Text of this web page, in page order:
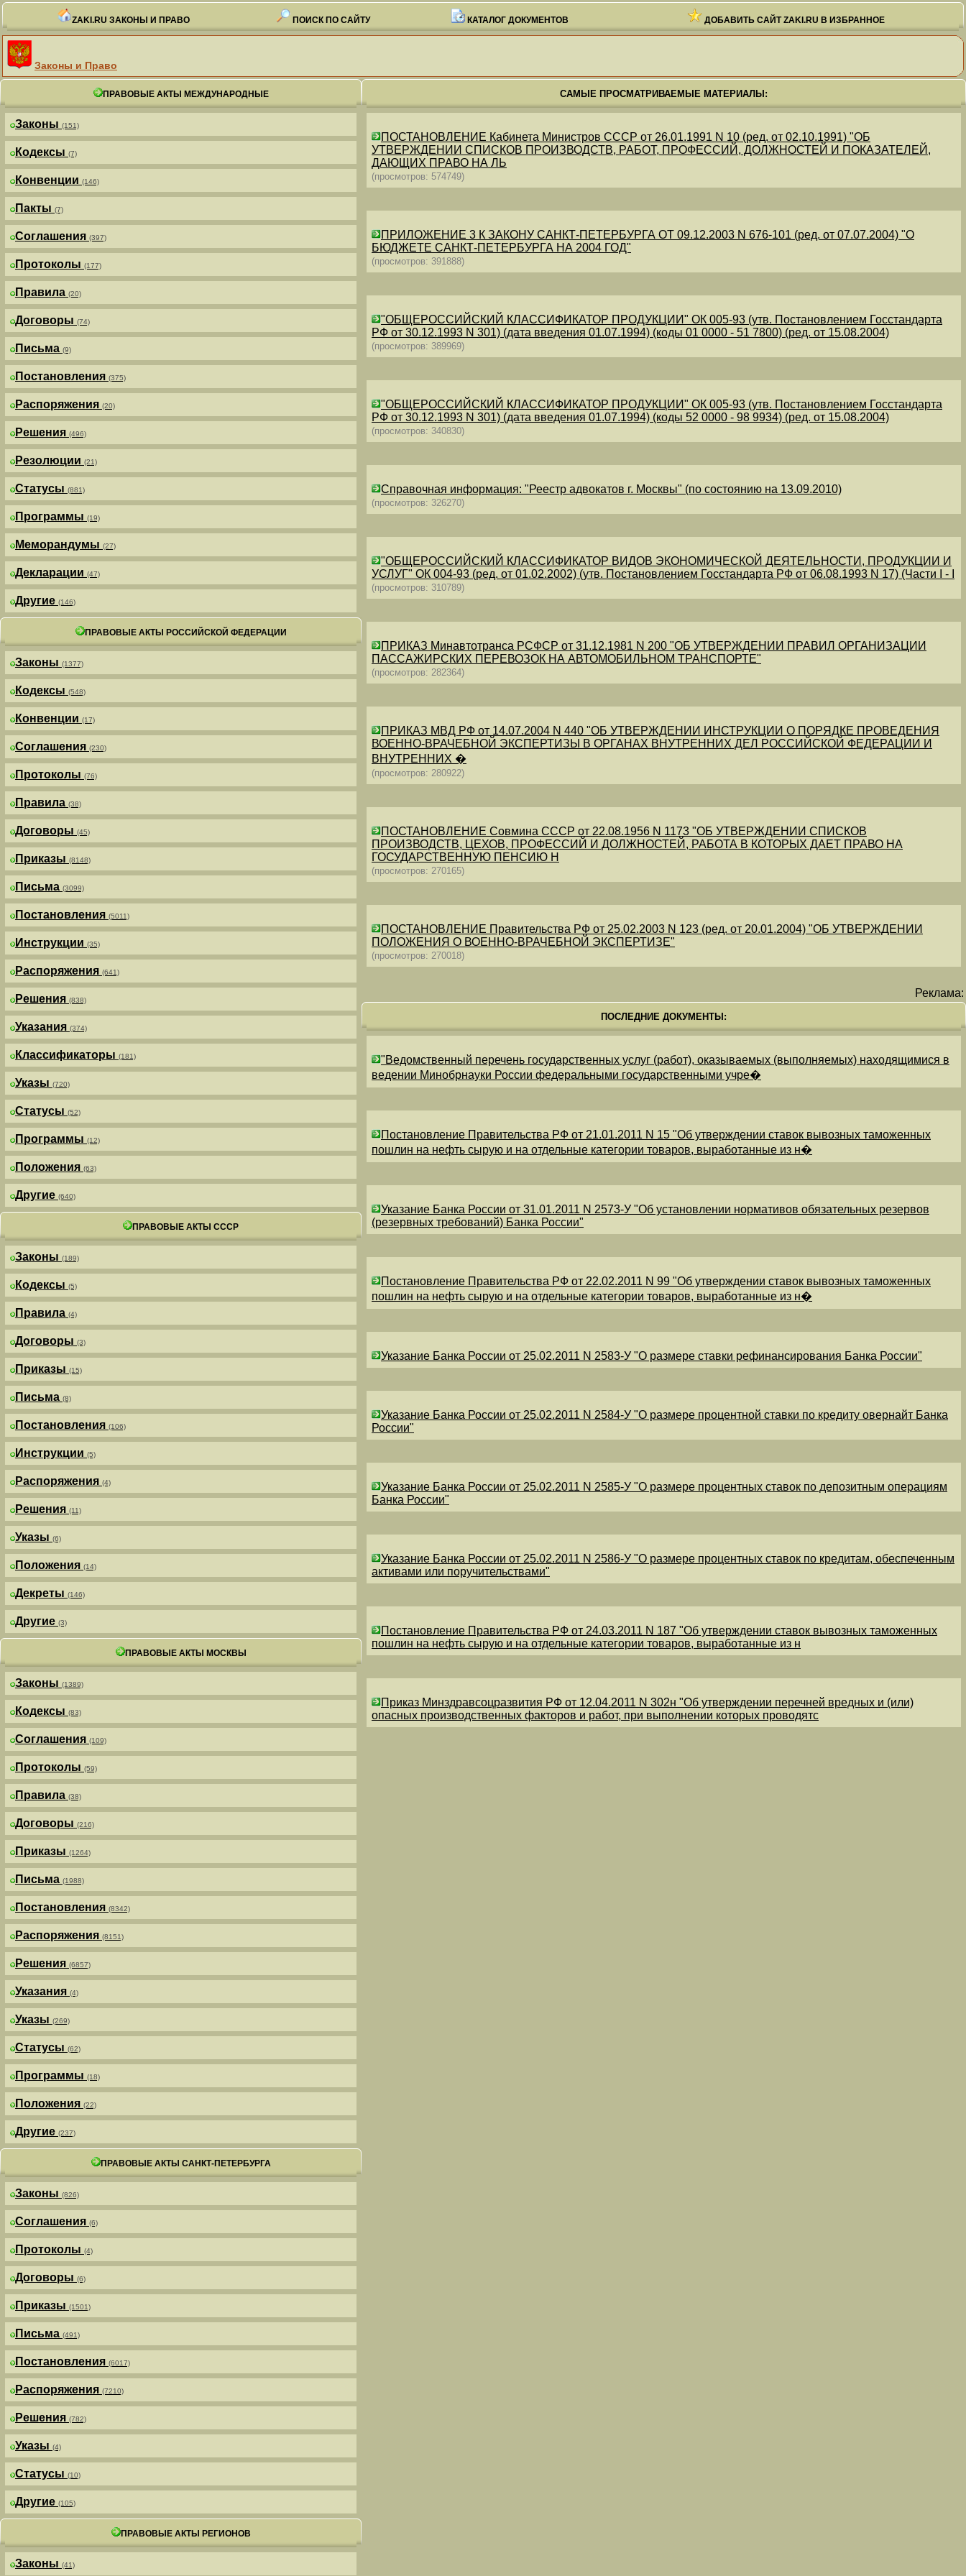
ZAKI.RU ЗАКОНЫ И ПРАВО ПОИСК ПО САЙТУ КАТАЛОГ ДОКУМЕНТОВ ДОБАВИТЬ САЙТ ZAKI.RU В ИЗБРАННОЕ
Законы и Право
ПРАВОВЫЕ АКТЫ МЕЖДУНАРОДНЫЕ
Законы (151)
Кодексы (7)
Конвенции (146)
Пакты (7)
Соглашения (397)
Протоколы (177)
Правила (20)
Договоры (74)
Письма (9)
Постановления (375)
Распоряжения (20)
Решения (496)
Резолюции (21)
Статусы (881)
Программы (19)
Меморандумы (27)
Декларации (47)
Другие (146)
ПРАВОВЫЕ АКТЫ РОССИЙСКОЙ ФЕДЕРАЦИИ
Законы (1377)
Кодексы (548)
Конвенции (17)
Соглашения (230)
Протоколы (76)
Правила (38)
Договоры (45)
Приказы (8148)
Письма (3099)
Постановления (5011)
Инструкции (35)
Распоряжения (641)
Решения (838)
Указания (374)
Классификаторы (181)
Указы (720)
Статусы (52)
Программы (12)
Положения (63)
Другие (640)
ПРАВОВЫЕ АКТЫ СССР
Законы (189)
Кодексы (5)
Правила (4)
Договоры (3)
Приказы (15)
Письма (8)
Постановления (106)
Инструкции (5)
Распоряжения (4)
Решения (11)
Указы (6)
Положения (14)
Декреты (146)
Другие (3)
ПРАВОВЫЕ АКТЫ МОСКВЫ
Законы (1389)
Кодексы (83)
Соглашения (109)
Протоколы (59)
Правила (38)
Договоры (216)
Приказы (1264)
Письма (1988)
Постановления (8342)
Распоряжения (8151)
Решения (6857)
Указания (4)
Указы (269)
Статусы (62)
Программы (18)
Положения (22)
Другие (237)
ПРАВОВЫЕ АКТЫ САНКТ-ПЕТЕРБУРГА
Законы (826)
Соглашения (6)
Протоколы (4)
Договоры (6)
Приказы (1501)
Письма (491)
Постановления (6017)
Распоряжения (7210)
Решения (782)
Указы (4)
Статусы (10)
Другие (105)
ПРАВОВЫЕ АКТЫ РЕГИОНОВ
Законы (41)
САМЫЕ ПРОСМАТРИВАЕМЫЕ МАТЕРИАЛЫ:
ПОСТАНОВЛЕНИЕ Кабинета Министров СССР от 26.01.1991 N 10 (ред. от 02.10.1991) "ОБ
УТВЕРЖДЕНИИ СПИСКОВ ПРОИЗВОДСТВ, РАБОТ, ПРОФЕССИЙ, ДОЛЖНОСТЕЙ И ПОКАЗАТЕЛЕЙ,
ДАЮЩИХ ПРАВО НА ЛЬ
(просмотров: 574749)
ПРИЛОЖЕНИЕ 3 К ЗАКОНУ САНКТ-ПЕТЕРБУРГА ОТ 09.12.2003 N 676-101 (ред. от 07.07.2004) "О
БЮДЖЕТЕ САНКТ-ПЕТЕРБУРГА НА 2004 ГОД"
(просмотров: 391888)
"ОБЩЕРОССИЙСКИЙ КЛАССИФИКАТОР ПРОДУКЦИИ" ОК 005-93 (утв. Постановлением Госстандарта
РФ от 30.12.1993 N 301) (дата введения 01.07.1994) (коды 01 0000 - 51 7800) (ред. от 15.08.2004)
(просмотров: 389969)
"ОБЩЕРОССИЙСКИЙ КЛАССИФИКАТОР ПРОДУКЦИИ" ОК 005-93 (утв. Постановлением Госстандарта
РФ от 30.12.1993 N 301) (дата введения 01.07.1994) (коды 52 0000 - 98 9934) (ред. от 15.08.2004)
(просмотров: 340830)
Справочная информация: "Реестр адвокатов г. Москвы" (по состоянию на 13.09.2010)
(просмотров: 326270)
"ОБЩЕРОССИЙСКИЙ КЛАССИФИКАТОР ВИДОВ ЭКОНОМИЧЕСКОЙ ДЕЯТЕЛЬНОСТИ, ПРОДУКЦИИ И
УСЛУГ" ОК 004-93 (ред. от 01.02.2002) (утв. Постановлением Госстандарта РФ от 06.08.1993 N 17) (Части I - I
(просмотров: 310789)
ПРИКАЗ Минавтотранса РСФСР от 31.12.1981 N 200 "ОБ УТВЕРЖДЕНИИ ПРАВИЛ ОРГАНИЗАЦИИ
ПАССАЖИРСКИХ ПЕРЕВОЗОК НА АВТОМОБИЛЬНОМ ТРАНСПОРТЕ"
(просмотров: 282364)
ПРИКАЗ МВД РФ от 14.07.2004 N 440 "ОБ УТВЕРЖДЕНИИ ИНСТРУКЦИИ О ПОРЯДКЕ ПРОВЕДЕНИЯ
ВОЕННО-ВРАЧЕБНОЙ ЭКСПЕРТИЗЫ В ОРГАНАХ ВНУТРЕННИХ ДЕЛ РОССИЙСКОЙ ФЕДЕРАЦИИ И
ВНУТРЕННИХ �
(просмотров: 280922)
ПОСТАНОВЛЕНИЕ Совмина СССР от 22.08.1956 N 1173 "ОБ УТВЕРЖДЕНИИ СПИСКОВ
ПРОИЗВОДСТВ, ЦЕХОВ, ПРОФЕССИЙ И ДОЛЖНОСТЕЙ, РАБОТА В КОТОРЫХ ДАЕТ ПРАВО НА
ГОСУДАРСТВЕННУЮ ПЕНСИЮ Н
(просмотров: 270165)
ПОСТАНОВЛЕНИЕ Правительства РФ от 25.02.2003 N 123 (ред. от 20.01.2004) "ОБ УТВЕРЖДЕНИИ
ПОЛОЖЕНИЯ О ВОЕННО-ВРАЧЕБНОЙ ЭКСПЕРТИЗЕ"
(просмотров: 270018)
Реклама:
ПОСЛЕДНИЕ ДОКУМЕНТЫ:
"Ведомственный перечень государственных услуг (работ), оказываемых (выполняемых) находящимися в
ведении Минобрнауки России федеральными государственными учре�
Постановление Правительства РФ от 21.01.2011 N 15 "Об утверждении ставок вывозных таможенных
пошлин на нефть сырую и на отдельные категории товаров, выработанные из н�
Указание Банка России от 31.01.2011 N 2573-У "Об установлении нормативов обязательных резервов
(резервных требований) Банка России"
Постановление Правительства РФ от 22.02.2011 N 99 "Об утверждении ставок вывозных таможенных
пошлин на нефть сырую и на отдельные категории товаров, выработанные из н�
Указание Банка России от 25.02.2011 N 2583-У "О размере ставки рефинансирования Банка России"
Указание Банка России от 25.02.2011 N 2584-У "О размере процентной ставки по кредиту овернайт Банка
России"
Указание Банка России от 25.02.2011 N 2585-У "О размере процентных ставок по депозитным операциям
Банка России"
Указание Банка России от 25.02.2011 N 2586-У "О размере процентных ставок по кредитам, обеспеченным
активами или поручительствами"
Постановление Правительства РФ от 24.03.2011 N 187 "Об утверждении ставок вывозных таможенных
пошлин на нефть сырую и на отдельные категории товаров, выработанные из н
Приказ Минздравсоцразвития РФ от 12.04.2011 N 302н "Об утверждении перечней вредных и (или)
опасных производственных факторов и работ, при выполнении которых проводятс